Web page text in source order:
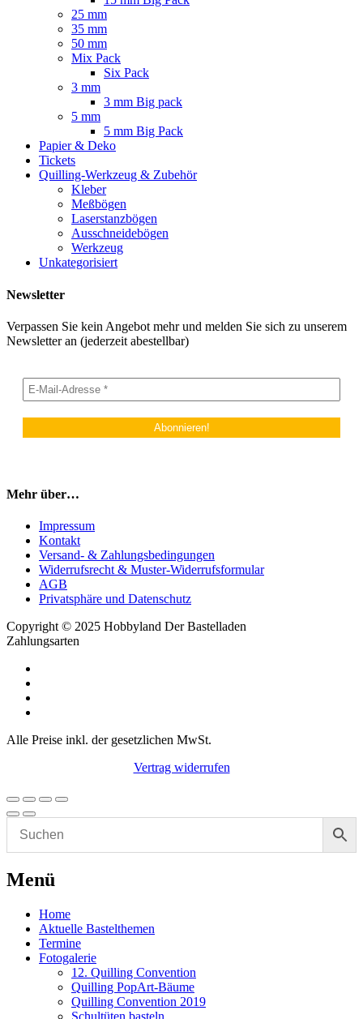
25 mm
35 mm
50 mm
Mix Pack
Six Pack
3 mm
3 mm Big pack
5 mm
5 mm Big Pack
Papier & Deko
Tickets
Quilling-Werkzeug & Zubehör
Kleber
Meßbögen
Laserstanzbögen
Ausschneidebögen
Werkzeug
Unkategorisiert
Newsletter
Verpassen Sie kein Angebot mehr und melden Sie sich zu unserem
Newsletter an (jederzeit abestellbar)
Mehr über…
Impressum
Kontakt
Versand- & Zahlungsbedingungen
Widerrufsrecht & Muster-Widerrufsformular
AGB
Privatsphäre und Datenschutz
Copyright © 2025 Hobbyland Der Bastelladen
Zahlungsarten
Alle Preise inkl. der gesetzlichen MwSt.
Vertrag widerrufen
Menü
Home
Aktuelle Bastelthemen
Termine
Fotogalerie
12. Quilling Convention
Quilling PopArt-Bäume
Quilling Convention 2019